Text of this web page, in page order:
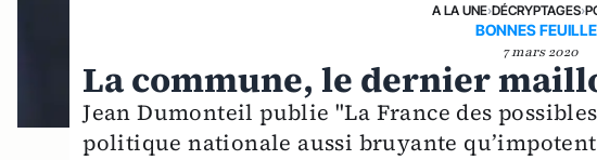
A LA UNE›DÉCRYPTAGES›
BONNES
7 mars 2020
La commune, le dernier
Jean Dumonteil publie "La France des
politique nationale aussi bruyante